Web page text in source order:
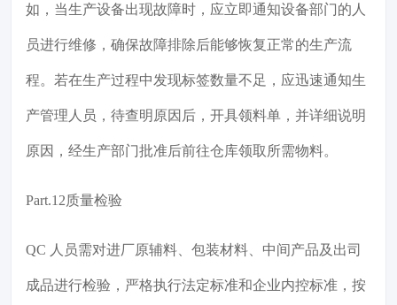
如，当生产设备出现故障时，应立即通知设备部门的人
员进行维修，确保故障排除后能够恢复正常的生产流
程。若在生产过程中发现标签数量不足，应迅速通知生
产管理人员，待查明原因后，开具领料单，并详细说明
原因，经生产部门批准后前往仓库领取所需物料。
Part.12质量检验
QC 人员需对进厂原辅料、包装材料、中间产品及出司
成品进行检验，严格执行法定标准和企业内控标准，按